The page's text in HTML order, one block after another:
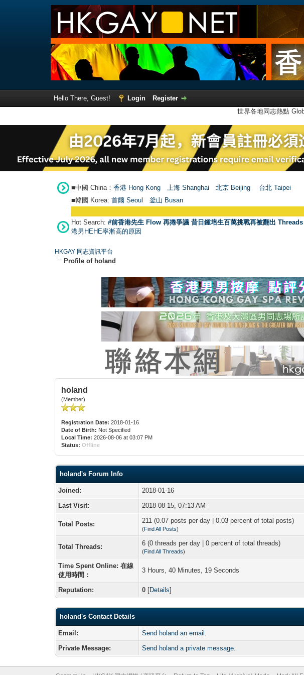
Hello There, Guest! Login
Register
世界各地同志熱點
■中國 China： 香港 Hong Kong 上海 Shanghai 北京 Beijing 台北 Taipei
■韓國 Korea: 首爾 Seou 釜山 Busan
Hot Search: #前香港先生 Flow 再捲爭議 昔日鍾培生百萬挑戰再被翻出
港男HEHE率漸高的原因
HKGAY 同志資訊平台
Profile of holand
holand
(Member)
Registration Date: 2018-01-16
Date of Birth: Not Specified
Local Time: 2026-08-06 at 03:07 PM
Status: Offline
holand's Forum Info
Joined:
2018-01-16
Last Visit:
2018-08-15, 07:13 AM
Total Posts: 211 (0.07 posts per day | 0.03 percent of total posts)
(Find All Posts)
Total Threads: 6 (0 threads per day | 0 percent of total threads)
(Find All Threads)
Time Spent Online: 在線
使用時間：
3 Hours, 40 Minutes, 19 Seconds
Reputation: 0 [Details]
holand's Contact Details
Email:
Send holand an email.
Private Message:
Send holand a private message.